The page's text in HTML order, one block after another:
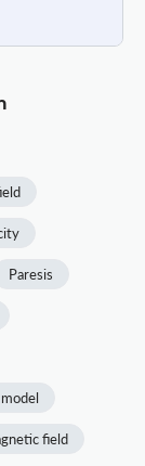
Paresis
field